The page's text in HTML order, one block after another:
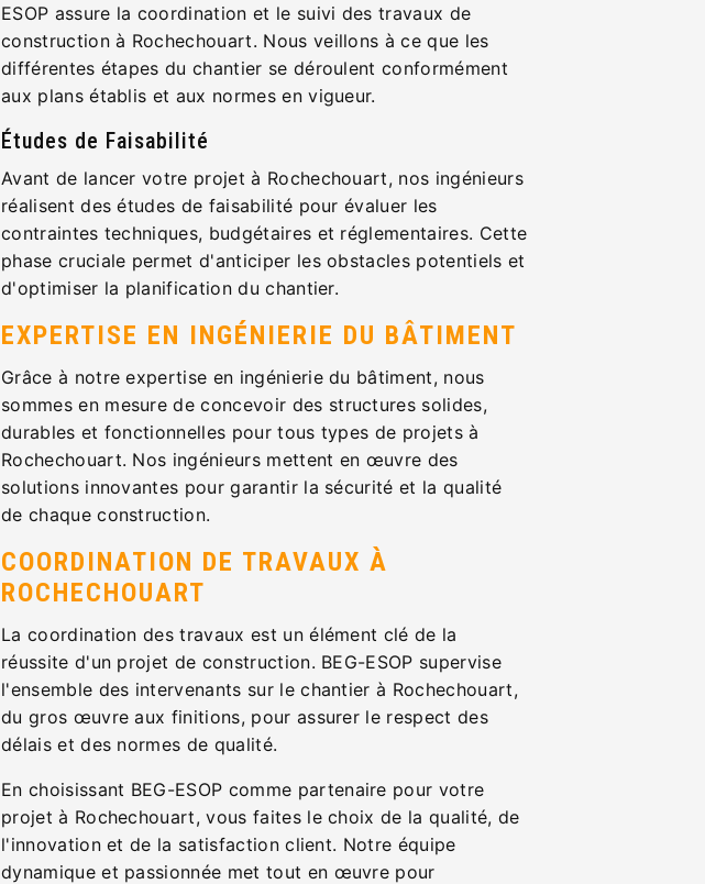
ESOP assure la coordination et le suivi des travaux de
construction à Rochechouart. Nous veillons à ce que les
différentes étapes du chantier se déroulent conformément
aux plans établis et aux normes en vigueur.
Études de Faisabilité
Avant de lancer votre projet à Rochechouart, nos ingénieurs
réalisent des études de faisabilité pour évaluer les
contraintes techniques, budgétaires et réglementaires. Cette
phase cruciale permet d'anticiper les obstacles potentiels et
d'optimiser la planification du chantier.
EXPERTISE EN INGÉNIERIE DU BÂTIMENT
Grâce à notre expertise en ingénierie du bâtiment, nous
sommes en mesure de concevoir des structures solides,
durables et fonctionnelles pour tous types de projets à
Rochechouart. Nos ingénieurs mettent en œuvre des
solutions innovantes pour garantir la sécurité et la qualité
de chaque construction.
COORDINATION DE TRAVAUX À
ROCHECHOUART
La coordination des travaux est un élément clé de la
réussite d'un projet de construction. BEG-ESOP supervise
l'ensemble des intervenants sur le chantier à Rochechouart,
du gros œuvre aux finitions, pour assurer le respect des
délais et des normes de qualité.
En choisissant BEG-ESOP comme partenaire pour votre
projet à Rochechouart, vous faites le choix de la qualité, de
l'innovation et de la satisfaction client. Notre équipe
dynamique et passionnée met tout en œuvre pour